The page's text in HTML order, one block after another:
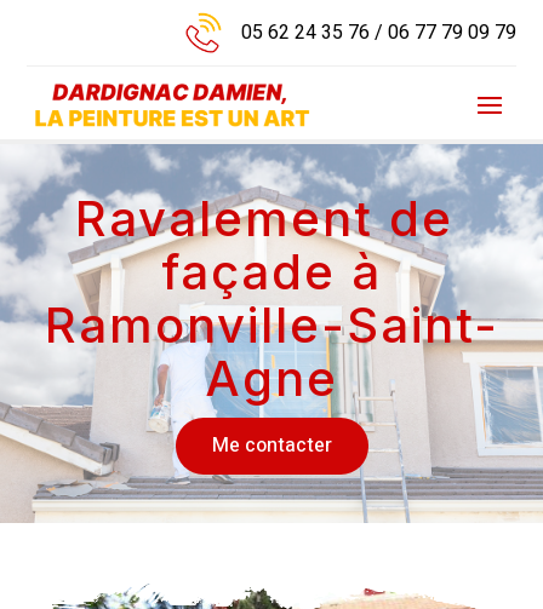
05 62 24 35 76/ 06 77 79 09 79
Ravalement de
façade à
Ramonville-Saint-
Agne
Me contacter